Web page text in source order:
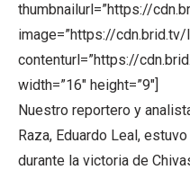
thumbnailurl=”https://
image=”https://
contenturl=”https://
width=”16″ height=”9″]
Nuestro reportero y
Raza, Eduardo Leal,
durante la victoria de